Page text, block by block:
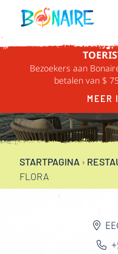
DOORGAAN NAAR ARTIKEL
Bezoekers aan
betalen van $
MEER
STARTPAGINA ›
FLORA